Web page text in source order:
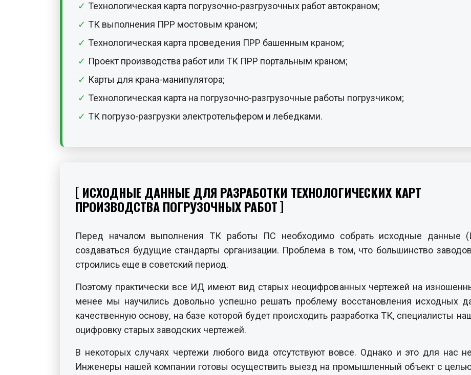
Технологическая карта погрузочно-разгрузочных работ автокраном;
ТК выполнения ПРР мостовым краном;
Технологическая карта проведения ПРР башенным краном;
Проект производства работ или ТК ПРР портальным краном;
Карты для крана-манипулятора;
Технологическая карта на погрузочно-разгрузочные работы погрузчиком;
ТК погрузо-разгрузки электротельфером и лебедками.
ИСХОДНЫЕ ДАННЫЕ ДЛЯ РАЗРАБОТКИ ТЕХНОЛОГИЧЕСКИХ КАРТ
ПРОИЗВОДСТВА ПОГРУЗОЧНЫХ РАБОТ
Перед началом выполнения ТК работы ПС необходимо собрать исходные данные
создаваться будущие стандарты организации. Проблема в том, что большинство
строились еще в советский период.
Поэтому практически все ИД имеют вид старых неоцифрованных чертежей на
менее мы научились довольно успешно решать проблему восстановления исходных
качественную основу, на базе которой будет происходить разработка ТК, специалисты
оцифровку старых заводских чертежей.
В некоторых случаях чертежи любого вида отсутствуют вовсе. Однако и это для нас
Инженеры нашей компании готовы осуществить выезд на промышленный объект с